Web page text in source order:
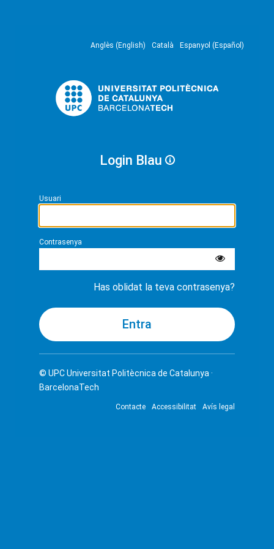
Anglès (English) Català Espanyol (Español)
Login Blau
Usuari
Contrasenya
Has oblidat la teva contrasenya?
© UPCUniversitat Politècnica de Catalunya ·
BarcelonaTech
Contacte Accessibilitat Avís legal